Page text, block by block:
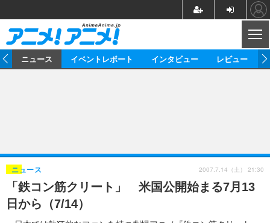
ゲーム グッズ
イベント
海外イベント ビジネス
俳優・タレント アーティスト
ビジネス
アニメ 実写
動画
ニュース イベントレポート インタビュー レビュー
「鉄コン筋クリート」 米国公開始まる7月13
日から（7/14）
ニュース 2007.7.14（土） 21:30